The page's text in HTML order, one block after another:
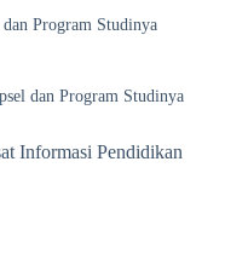
Program Studinya
dan Program Studinya
Informasi Pendidikan